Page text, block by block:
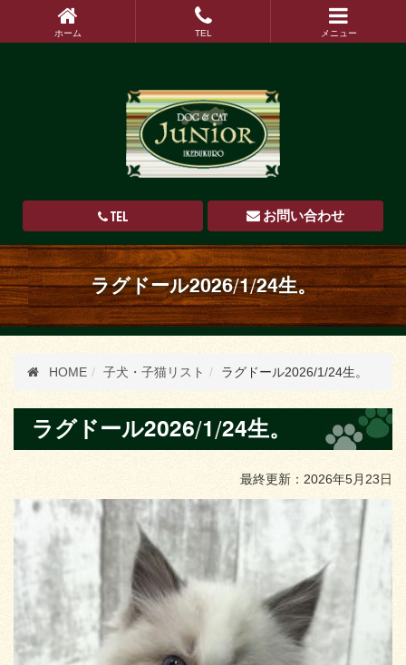
TEL お問い合わせ
ホーム TEL メニュー
ラグドール2026/1/24生。
HOME 子犬・子猫リスト ラグドール2026/1/24生。
ラグドール2026/1/24生。
最終更新：2026年5月23日